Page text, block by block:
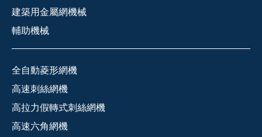
建築用金屬網機械
輔助機械
全自動菱形網機
高速刺絲網機
高拉力假轉式刺絲網機
高速六角網機